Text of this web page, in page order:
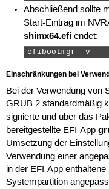
Abschließend sollte
Start-Eintrag im
shimx64.efi endet:
efibootmgr -v
Einschränkungen bei
Bei der Verwendung von
GRUB 2 standardmäßig
signierte und über das
bereitgestellte EFI-App
Umsetzung der
Verwendung einer
in der EFI-App
Systempartition